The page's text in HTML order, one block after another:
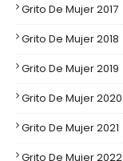
Grito De Mujer 2017
Grito De Mujer 2018
Grito De Mujer 2019
Grito De Mujer 2020
Grito De Mujer 2021
Grito De Mujer 2022